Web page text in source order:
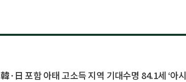
韓·日 포함 아태 고소득 지역 기대수명 84.1세 ‘아